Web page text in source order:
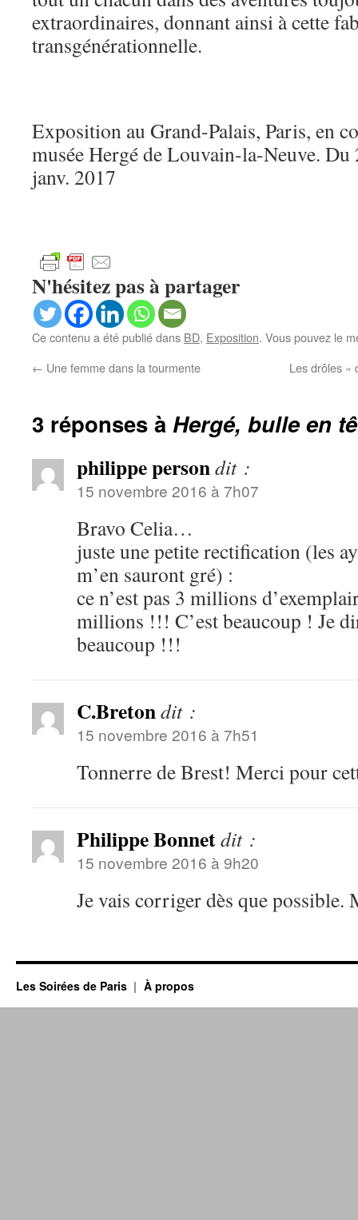
extraordinaires, donnant ainsi à cette
transgénérationnelle.
Exposition au Grand-Palais, Paris, en
musée Hergé de Louvain-la-Neuve. Du
janv. 2017
N'hésitez pas à partager
Ce contenu a été publié dans BD, Exposition. Vous pouvez le
← Une femme dans la tourmente Les drôles «
3 réponses à Hergé, bulle en
philippe persondit :
15 novembre 2016 à 7h07
Bravo Celia…
juste une petite rectification (les
m’en sauront gré) :
ce n’est pas 3 millions
millions !!! C’est beaucoup ! Je
beaucoup !!!
C.Bretondit :
15 novembre 2016 à 7h51
Tonnerre de Brest! Merci pour
Philippe Bonnetdit :
15 novembre 2016 à 9h20
Je vais corriger dès que possible.
Les Soirées de Paris À propos